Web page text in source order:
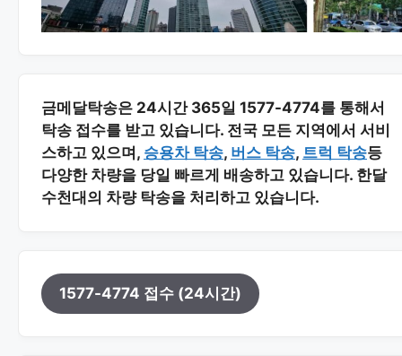
금메달탁송은 24시간 365일 1577-4774를 통해서
탁송 접수를 받고 있습니다. 전국 모든 지역에서 서비
스하고 있으며, 승용차 탁송, 버스 탁송, 트럭 탁송등
다양한 차량을 당일 빠르게 배송하고 있습니다. 한달
수천대의 차량 탁송을 처리하고 있습니다.
1577-4774 접수 (24시간)